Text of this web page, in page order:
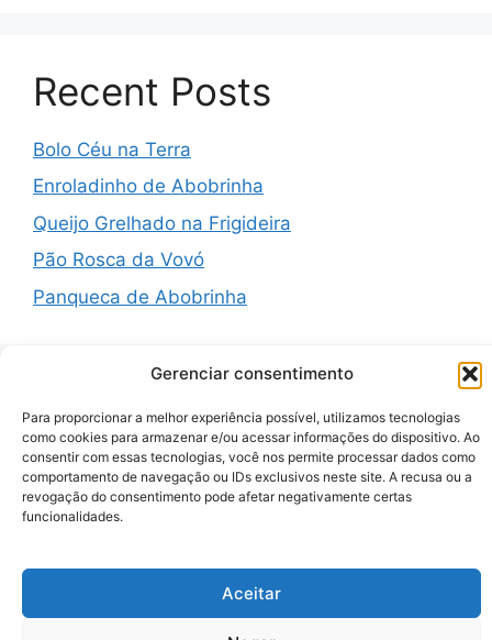
Gerenciar consentimento
Para proporcionar a melhor experiência possível, utilizamos tecnologias
como cookies para armazenar e/ou acessar informações do dispositivo. Ao
consentir com essas tecnologias, você nos permite processar dados como
comportamento de navegação ou IDs exclusivos neste site. A recusa ou a
revogação do consentimento pode afetar negativamente certas
funcionalidades.
Aceitar
Recent Posts
Bolo Céu na Terra
Enroladinho de Abobrinha
Queijo Grelhado na Frigideira
Pão Rosca da Vovó
Panqueca de Abobrinha
Recent Comments
A WordPress CommenteremHello world!
© 2026 Zenauraf Receitas • Built with